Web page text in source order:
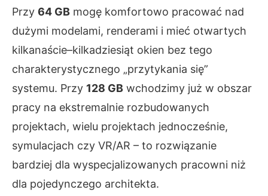
Przy 64 GB mogę komfortowo pracować nad
dużymi modelami, renderami i mieć otwartych
kilkanaście–kilkadziesiąt okien bez tego
charakterystycznego „przytykania się”
systemu. Przy 128 GB wchodzimy już w obszar
pracy na ekstremalnie rozbudowanych
projektach, wielu projektach jednocześnie,
symulacjach czy VR/AR – to rozwiązanie
bardziej dla wyspecjalizowanych pracowni niż
dla pojedynczego architekta.